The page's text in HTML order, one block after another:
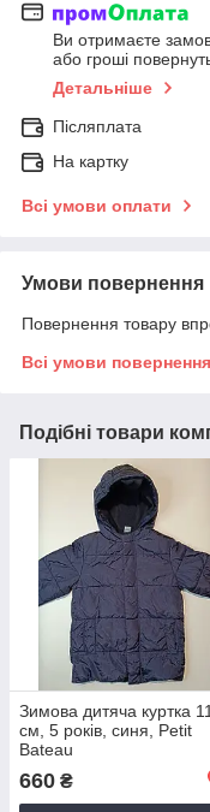
Ви отримаєте
або гроші
Детальніше
Післяплата
На картку
Всі умови оплати
Умови повернення
Повернення товару
Всі умови повернення
Подібні товари
Зимова дитяча куртка
см, 5 років, синя, Petit
Bateau
660 ₴